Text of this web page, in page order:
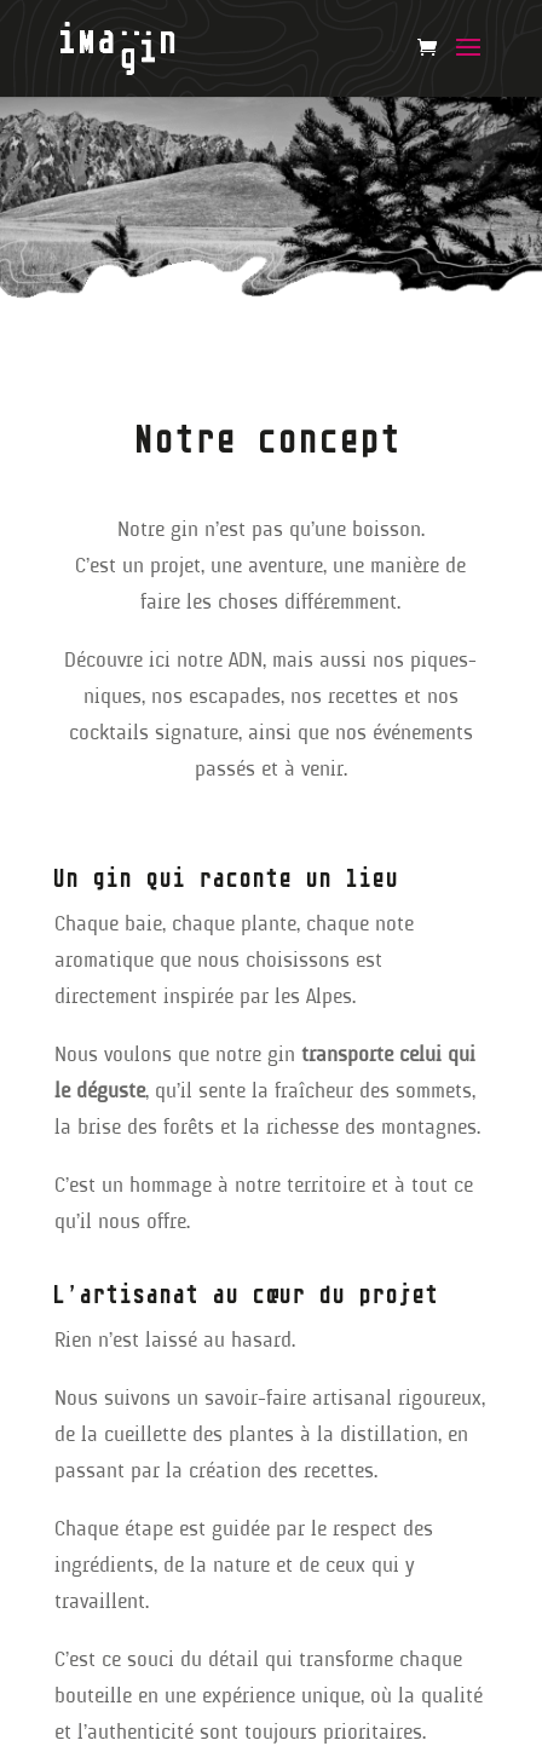
Notre concept
Notre gin n’est pas qu’une boisson.
C’est un projet, une aventure, une manière de
faire les choses différemment.
Découvre ici notre ADN, mais aussi nos piques-
niques, nos escapades, nos recettes et nos
cocktails signature, ainsi que nos événements
passés et à venir.
Un gin qui raconte un lieu
Chaque baie, chaque plante, chaque note
aromatique que nous choisissons est
directement inspirée par les Alpes.
Nous voulons que notre gin transporte celui qui
le déguste, qu’il sente la fraîcheur des sommets,
la brise des forêts et la richesse des montagnes.
C’est un hommage à notre territoire et à tout ce
qu’il nous offre.
L’artisanat au cœur du projet
Rien n’est laissé au hasard.
Nous suivons un savoir-faire artisanal rigoureux,
de la cueillette des plantes à la distillation, en
passant par la création des recettes.
Chaque étape est guidée par le respect des
ingrédients, de la nature et de ceux qui y
travaillent.
C’est ce souci du détail qui transforme chaque
bouteille en une expérience unique, où la qualité
et l’authenticité sont toujours prioritaires.